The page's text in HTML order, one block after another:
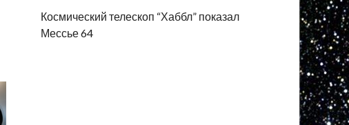
Космический телескоп “Хаббл” показал
Мессье 64